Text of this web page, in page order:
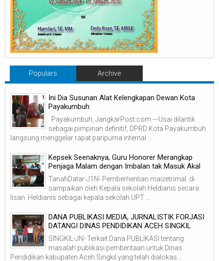
Populars Archive
Ini Dia Susunan Alat Kelengkapan Dewan Kota
Payakumbuh
Payakumbuh, JangkarPost.com ---Usai dilantik
sebagai pimpinan definitif, DPRD Kota Payakumbuh
langsung menggelar rapat paripurna internal ...
Kepsek Seenaknya, Guru Honorer Merangkap
Penjaga Malam dengan Imbalan tak Masuk Akal
TanahDatar-J1N- Pemberhentian maizetrimal di
sampaikan oleh Kepala sekolah Heldianis secara
lisan. Heldianis sebagai kepala sekolah UPT ...
DANA PUBLIKASI MEDIA, JURNALISTIK FORJASI
DATANGI DINAS PENDIDIKAN ACEH SINGKIL
SINGKIL-JN- Terkait Dana PUBLIKASI tentang
masalah publikasi pemberitaan untuk Dinas
Pendidikan kabupaten Aceh Singkil yang telah dialokas...